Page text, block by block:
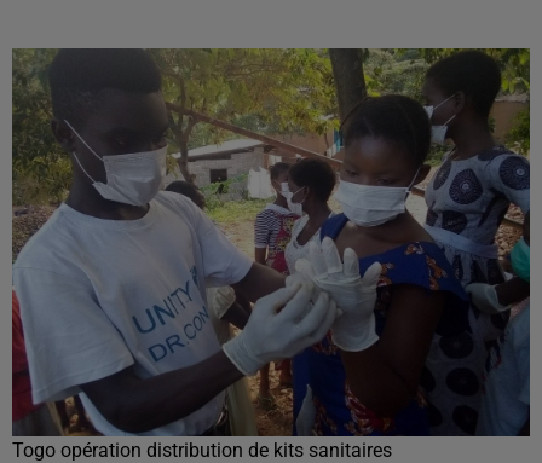
Togo opération distribution de kits sanitaires